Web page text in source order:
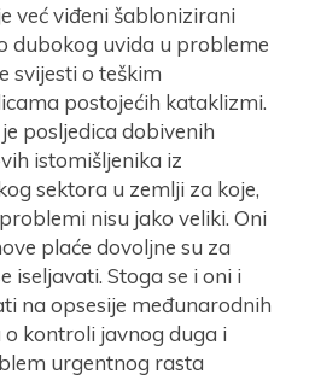
već viđeni šablonizirani
dubokog uvida u probleme
svijesti o teškim
postojećih kataklizmi.
posljedica dobivenih
istomišljenika iz
sektora u zemlji za koje,
nisu jako veliki. Oni
plaće dovoljne su za
iseljavati. Stoga se i oni i
na opsesije međunarodnih
kontroli javnog duga i
urgentnog rasta